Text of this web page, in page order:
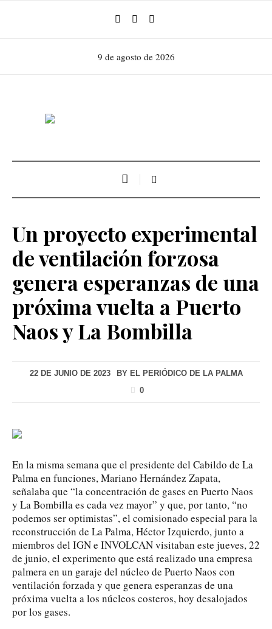
9 de agosto de 2026
Un proyecto experimental
de ventilación forzosa
genera esperanzas de una
próxima vuelta a Puerto
Naos y La Bombilla
22 DE JUNIO DE 2023 BY EL PERIÓDICO DE LA PALMA
0
En la misma semana que el presidente del Cabildo de La
Palma en funciones, Mariano Hernández Zapata,
señalaba que “la concentración de gases en Puerto Naos
y La Bombilla es cada vez mayor” y que, por tanto, “no
podemos ser optimistas”, el comisionado especial para la
reconstrucción de La Palma, Héctor Izquierdo, junto a
miembros del IGN e INVOLCAN visitaban este jueves, 22
de junio, el experimento que está realizado una empresa
palmera en un garaje del núcleo de Puerto Naos con
ventilación forzada y que genera esperanzas de una
próxima vuelta a los núcleos costeros, hoy desalojados
por los gases.